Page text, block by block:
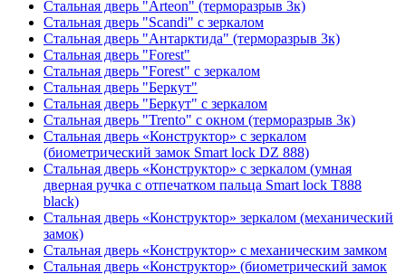
Стальная дверь "Arteon" (терморазрыв 3к)
Стальная дверь "Scandi" с зеркалом
Стальная дверь "Антарктида" (терморазрыв 3к)
Стальная дверь "Forest"
Стальная дверь "Forest" с зеркалом
Стальная дверь "Беркут"
Стальная дверь "Беркут" с зеркалом
Стальная дверь "Trento" с окном (терморазрыв 3к)
Стальная дверь «Конструктор» с зеркалом
(биометрический замок Smart lock DZ 888)
Стальная дверь «Конструктор» с зеркалом (умная
дверная ручка с отпечатком пальца Smart lock T888
black)
Стальная дверь «Конструктор» зеркалом (механический
замок)
Стальная дверь «Конструктор» с механическим замком
Стальная дверь «Конструктор» (биометрический замок